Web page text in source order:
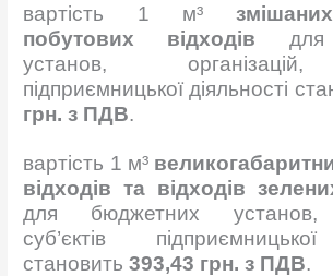
вартість 1 м³
побутових відходів для
установ, організацій,
підприємницької діяльності
грн. з ПДВ.
вартість 1 м³
відходів та відходів
для бюджетних установ,
суб’єктів
становить393,43 грн. з ПДВ.